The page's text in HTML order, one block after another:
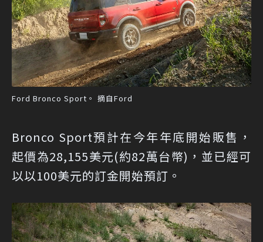
Ford Bronco Sport。 摘自Ford
Bronco Sport預計在今年年底開始販售，
起價為28,155美元(約82萬台幣)，並已經可
以以100美元的訂金開始預訂。